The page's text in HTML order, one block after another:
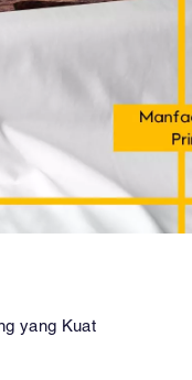
yang Kuat